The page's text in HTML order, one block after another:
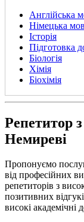
Англійська
Німецька
Історія
Підготовка
Біологія
Хімія
Біохімія
Репетитор
Немиреві
Пропонуємо
від професійних
репетиторів з
позитивних
високі академічні